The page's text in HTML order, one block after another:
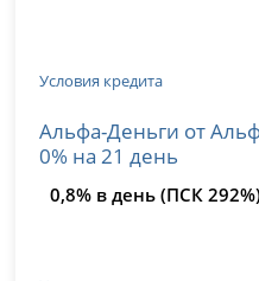
Условия кредита
Альфа-Деньги от
0% на 21 день
0,8% в день (ПСК